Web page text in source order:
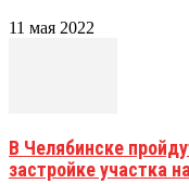
11 мая 2022
В Челябинске
застройке участка